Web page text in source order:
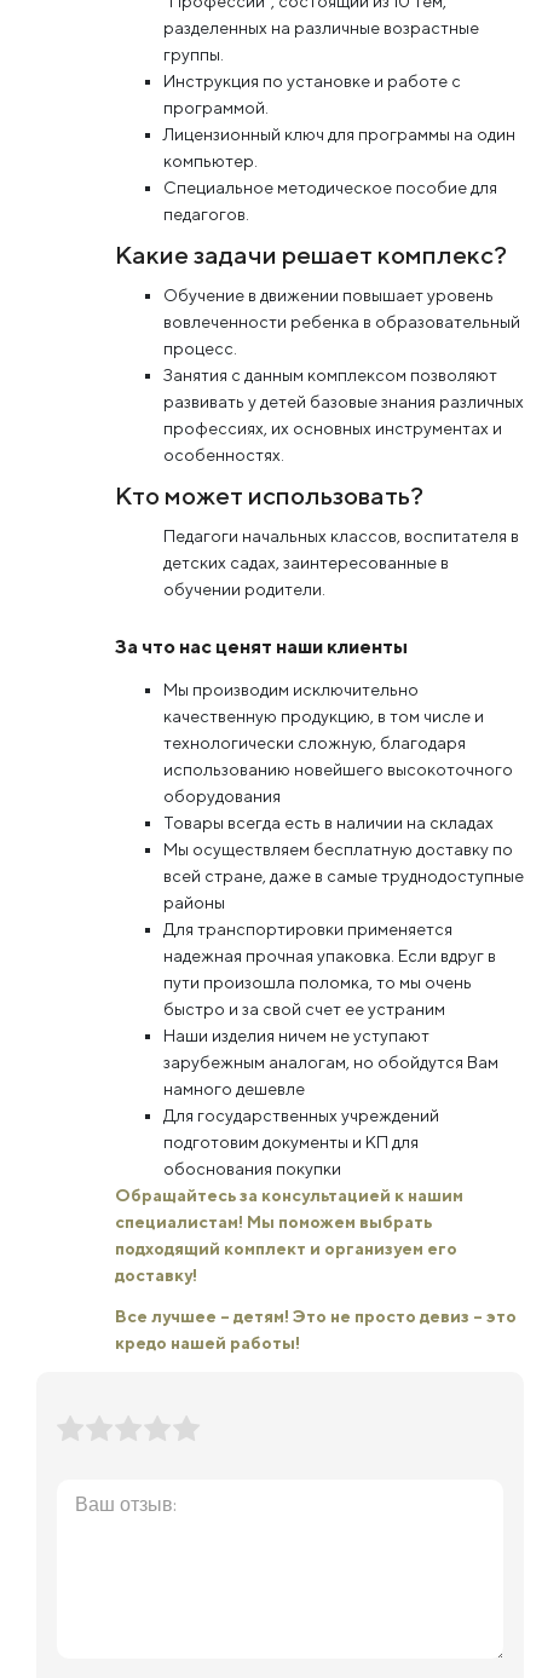
разделенных на различные возрастные
группы.
Инструкция по установке и работе с
программой.
Лицензионный ключ для программы на один
компьютер.
Специальное методическое пособие для
педагогов.
Какие задачи решает комплекс?
Обучение в движении повышает уровень
вовлеченности ребенка в образовательный
процесс.
Занятия с данным комплексом позволяют
развивать у детей базовые знания различных
профессиях, их основных инструментах и
особенностях.
Кто может использовать?
Педагоги начальных классов, воспитателя в
детских садах, заинтересованные в
обучении родители.
За что нас ценят наши клиенты
Мы производим исключительно
качественную продукцию, в том числе и
технологически сложную, благодаря
использованию новейшего высокоточного
оборудования
Товары всегда есть в наличии на складах
Мы осуществляем бесплатную доставку по
всей стране, даже в самые труднодоступные
районы
Для транспортировки применяется
надежная прочная упаковка. Если вдруг в
пути произошла поломка, то мы очень
быстро и за свой счет ее устраним
Наши изделия ничем не уступают
зарубежным аналогам, но обойдутся Вам
намного дешевле
Для государственных учреждений
подготовим документы и КП для
обоснования покупки
Обращайтесь за консультацией к нашим
специалистам! Мы поможем выбрать
подходящий комплект и организуем его
доставку!
Все лучшее – детям! Это не просто девиз – это
кредо нашей работы!